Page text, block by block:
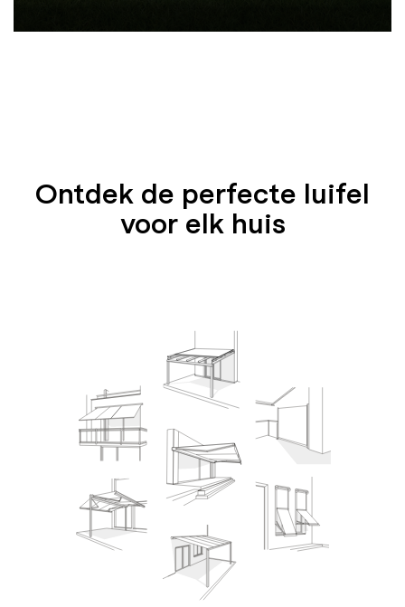
Ontdek de perfecte luifel
voor elk huis